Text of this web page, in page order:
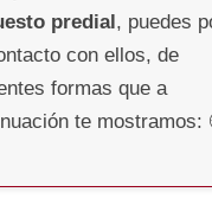
predial , puedes
con ellos, de
formas que a
te mostramos: